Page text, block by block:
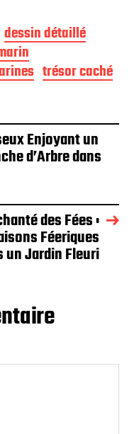
dessin détaillé
trésor caché
Enjoyant un
d’Arbre dans
des Fées :
Féeriques
un Jardin Fleuri